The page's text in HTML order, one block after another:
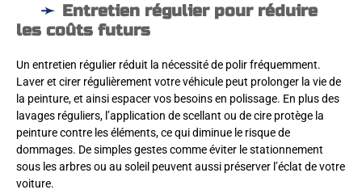
Entretien régulier pour réduire
les coûts futurs
Un entretien régulier réduit la nécessité de polir fréquemment.
Laver et cirer régulièrement votre véhicule peut prolonger la vie de
la peinture, et ainsi espacer vos besoins en polissage. En plus des
lavages réguliers, l’application de scellant ou de cire protège la
peinture contre les éléments, ce qui diminue le risque de
dommages. De simples gestes comme éviter le stationnement
sous les arbres ou au soleil peuvent aussi préserver l’éclat de votre
voiture.